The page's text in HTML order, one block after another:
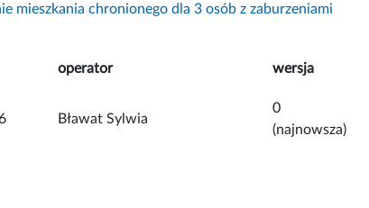
mieszkania chronionego dla 3 osób z zaburzeniami
operator wersja
Bławat Sylwia
0
(najnowsza)